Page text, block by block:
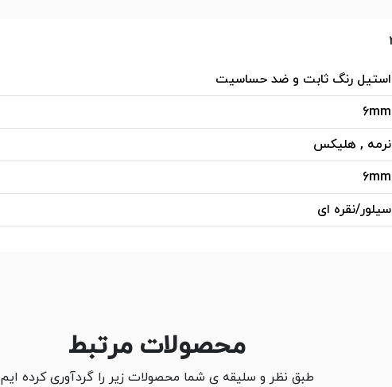
استیل رنگ ثابت و ضد حساسیت
6mm
نرمه , هلیکس
6mm
سیلور/نقره ای
محصولات مرتبط
طبق نظر و سلیقه ی شما محصولات زیر را گردآوری کرده ایم